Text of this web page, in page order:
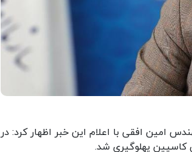
امین افقی با اعلام این خبر اظهار کرد: در